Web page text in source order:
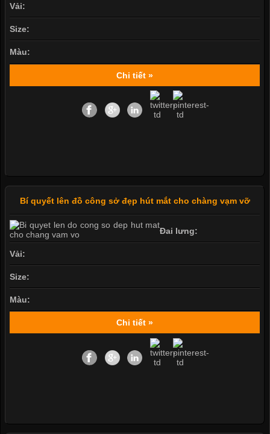
Vải:
Size:
Màu:
Chi tiết »
Bí quyết lên đồ công sở đẹp hút mắt cho chàng vạm vỡ
Đai lưng:
Vải:
Size:
Màu:
Chi tiết »